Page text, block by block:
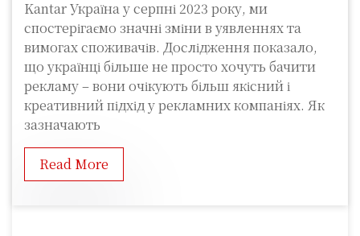
Kantar Україна у серпні 2023 року, ми
спостерігаємо значні зміни в уявленнях та
вимогах споживачів. Дослідження показало,
що українці більше не просто хочуть бачити
рекламу – вони очікують більш якісний і
креативний підхід у рекламних компаніях. Як
зазначають
Read More